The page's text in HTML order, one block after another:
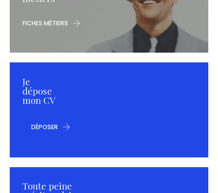
FICHES MÉTIERS
Je
dépose
mon CV
DÉPOSER
Toute peine